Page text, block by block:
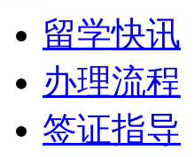
留学快讯
办理流程
签证指导